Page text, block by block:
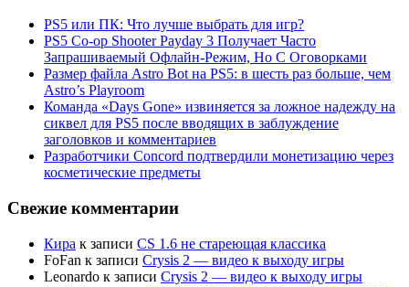
PS5 или ПК: Что лучше выбрать для игр?
PS5 Co-op Shooter Payday 3 Получает Часто
Запрашиваемый Офлайн-Режим, Но С Оговорками
Размер файла Astro Bot на PS5: в шесть раз больше, чем
Astro’s Playroom
Команда «Days Gone» извиняется за ложное надежду на
сиквел для PS5 после вводящих в заблуждение
заголовков и комментариев
Разработчики Concord подтвердили монетизацию через
косметические предметы
Свежие комментарии
Кира к записи CS 1.6 не стареющая классика
FoFan к записи Crysis 2 — видео к выходу игры
Leonardo к записи Crysis 2 — видео к выходу игры